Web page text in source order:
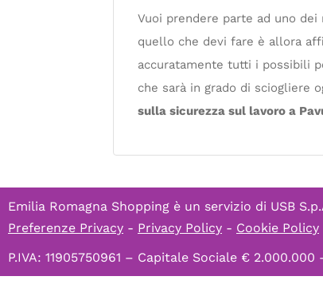
Vuoi prendere parte ad uno dei
quello che devi fare è allora
accuratamente tutti i possibili
che sarà in grado di sciogliere
sulla sicurezza sul lavoro a
Emilia Romagna Shopping è un servizio di USB
Preferenze Privacy - Privacy Policy - Cookie Policy
P.IVA: 11905750961 – Capitale Sociale € 2.000.000